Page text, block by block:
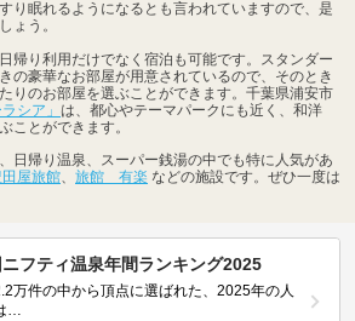
り眠れるようになるとも言われていますので、是
ょう。
帰り利用だけでなく宿泊も可能です。スタンダー
の豪華なお部屋が用意されているので、そのとき
りのお部屋を選ぶことができます。千葉県浦安市
シア」 は、都心やテーマパークにも近く、和洋
ことができます。
日帰り温泉、スーパー銭湯の中でも特に人気があ
田屋旅館、 旅館 有楽 などの施設です。ぜひ一度は
フティ温泉年間ランキング2025
万件の中から頂点に選ばれた、2025年の人
…